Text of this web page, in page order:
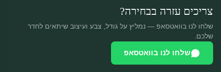
צריכים עזרה בבחירה?
שלחו לנו בוואטסאפ — נמליץ על גודל, צבע ועיצוב שיתאים לחדר
שלכם.
שלחו לנו בוואטסאפ